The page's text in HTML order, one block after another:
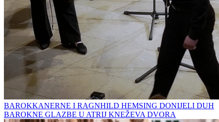
BAROKKANERNE I RAGNHILD HEMSING DONIJELI DUH
BAROKNE GLAZBE U ATRIJ KNEŽEVA DVORA